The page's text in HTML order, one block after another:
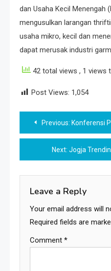
dan Usaha Kecil Menengah
mengusulkan larangan
usaha mikro, kecil dan
dapat merusak industri
42 total views , 1 views
Post Views: 1,054
Post
navigation
Previous: Konferensi Pers Polda DIY
Next: Jogja
Leave a Reply
Your email address will
Required fields are
Comment *